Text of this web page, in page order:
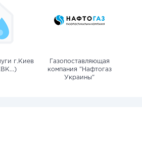
г.Киев
Газопоставляющая
компания "Нафтогаз
Украины"